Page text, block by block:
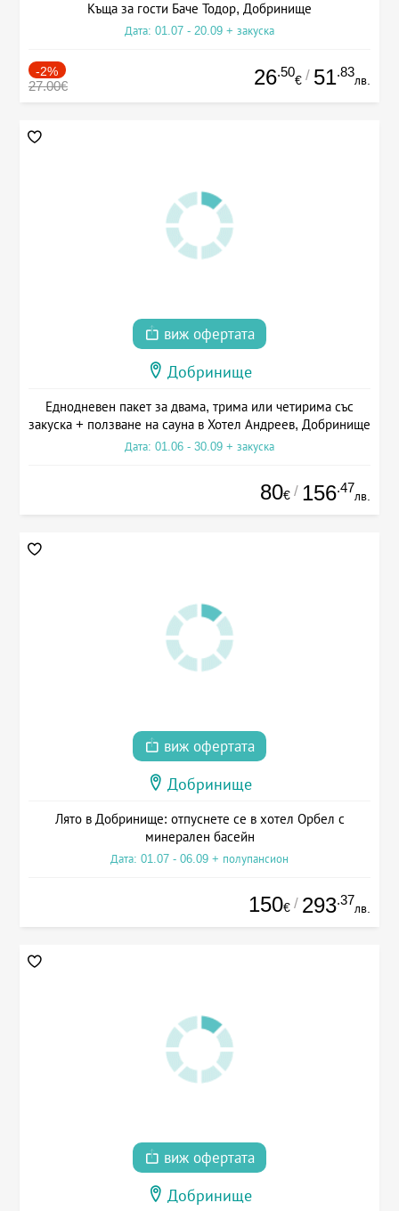
Къща за гости Баче Тодор, Добринище
Дата: 01.07 - 20.09 + закуска
-2%
27.00€ 26.50
€ / 51.83
лв.
виж офертата
Добринище
Еднодневен пакет за двама, трима или четирима със
закуска + ползване на сауна в Хотел Андреев, Добринище
Дата: 01.06 - 30.09 + закуска
80€ / 156.47
лв.
виж офертата
Добринище
Лято в Добринище: отпуснете се в хотел Орбел с
минерален басейн
Дата: 01.07 - 06.09 + полупансион
150€ / 293.37
лв.
виж офертата
Добринище